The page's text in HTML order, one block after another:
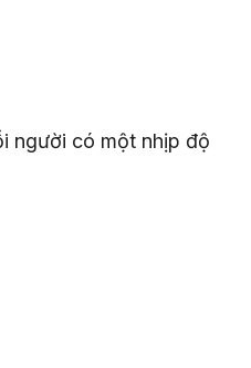
người có một nhịp độ